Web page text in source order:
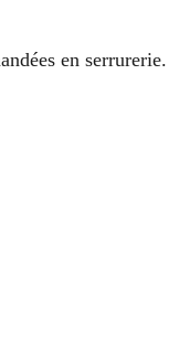
en serrurerie.